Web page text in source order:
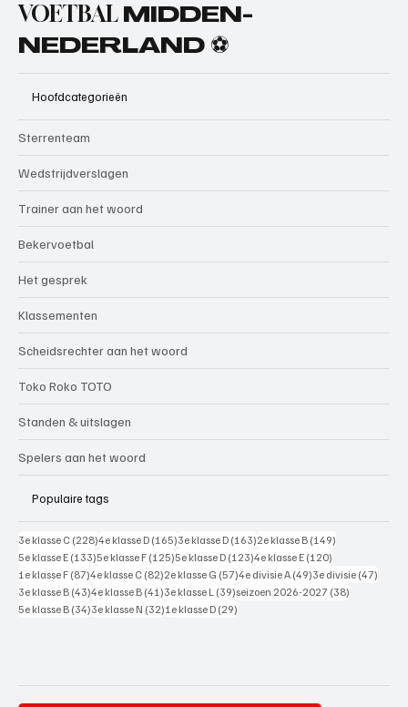
VOETBAL MIDDEN-
NEDERLAND ⚽
Hoofdcategorieën
Sterrenteam
Wedstrijdverslagen
Trainer aan het woord
Bekervoetbal
Het gesprek
Klassementen
Scheidsrechter aan het woord
Toko Roko TOTO
Standen & uitslagen
Spelers aan het woord
Populaire tags
3e klasse C (228)228 posts
4e klasse D (165)165 posts
3e klasse D (163)163 posts
2e klasse B (149)
5e klasse E (133)133 posts
5e klasse F (125)125 posts
5e klasse D (123)123 posts
4e klasse E (120)
1e klasse F (87)87 posts
4e klasse C (82)82 posts
2e klasse G (57)57 posts
4e divisie A (49)49 posts
3e divisie (47)
3e klasse B (43)43 posts
4e klasse B (41)41 posts
3e klasse L (39)39 posts
seizoen 2026-2027 (38)
5e klasse B (34)34 posts
3e klasse N (32)32 posts
1e klasse D (29)